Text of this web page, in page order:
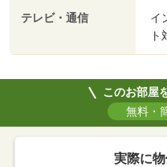
テレビ・通信
イ
ト
このお部屋
無料・
実際に